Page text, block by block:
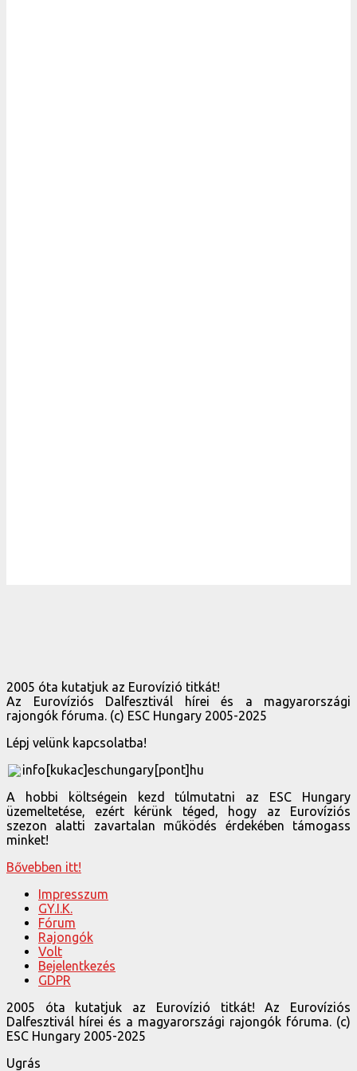
2005 óta kutatjuk az Eurovízió titkát!
Az Eurovíziós Dalfesztivál hírei és a magyarországi
rajongók fóruma. (c) ESC Hungary 2005-2025
Lépj velünk kapcsolatba!
info[kukac]eschungary[pont]hu
A hobbi költségein kezd túlmutatni az ESC Hungary
üzemeltetése, ezért kérünk téged, hogy az Eurovíziós
szezon alatti zavartalan működés érdekében támogass
minket!
Bővebben itt!
Impresszum
GY.I.K.
Fórum
Rajongók
Volt
Bejelentkezés
GDPR
2005 óta kutatjuk az Eurovízió titkát! Az Eurovíziós
Dalfesztivál hírei és a magyarországi rajongók fóruma. (c)
ESC Hungary 2005-2025
Ugrás